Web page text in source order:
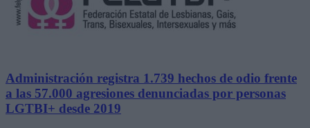
Administración registra 1.739 hechos de odio frente
a las 57.000 agresiones denunciadas por personas
LGTBI+ desde 2019